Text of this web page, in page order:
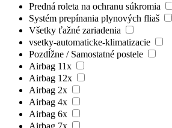
Predná roleta na ochranu súkromia
Systém prepínania plynových fliaš
Všetky ťažné zariadenia
vsetky-automaticke-klimatizacie
Pozdĺžne / Samostatné postele
Airbag 11x
Airbag 12x
Airbag 2x
Airbag 4x
Airbag 6x
Airbag 7x